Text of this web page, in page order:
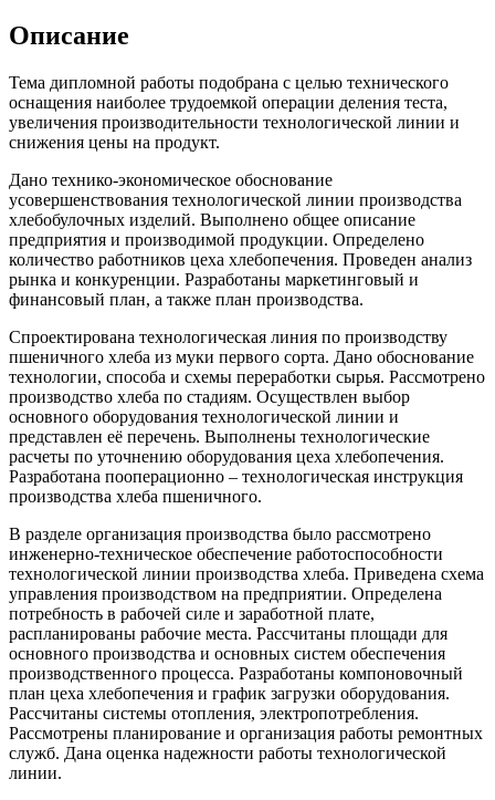
Описание
Тема дипломной работы подобрана с целью технического
оснащения наиболее трудоемкой операции деления теста,
увеличения производительности технологической линии и
снижения цены на продукт.
Дано технико-экономическое обоснование
усовершенствования технологической линии производства
хлебобулочных изделий. Выполнено общее описание
предприятия и производимой продукции. Определено
количество работников цеха хлебопечения. Проведен анализ
рынка и конкуренции. Разработаны маркетинговый и
финансовый план, а также план производства.
Спроектирована технологическая линия по производству
пшеничного хлеба из муки первого сорта. Дано обоснование
технологии, способа и схемы переработки сырья. Рассмотрено
производство хлеба по стадиям. Осуществлен выбор
основного оборудования технологической линии и
представлен её перечень. Выполнены технологические
расчеты по уточнению оборудования цеха хлебопечения.
Разработана пооперационно – технологическая инструкция
производства хлеба пшеничного.
В разделе организация производства было рассмотрено
инженерно-техническое обеспечение работоспособности
технологической линии производства хлеба. Приведена схема
управления производством на предприятии. Определена
потребность в рабочей силе и заработной плате,
распланированы рабочие места. Рассчитаны площади для
основного производства и основных систем обеспечения
производственного процесса. Разработаны компоновочный
план цеха хлебопечения и график загрузки оборудования.
Рассчитаны системы отопления, электропотребления.
Рассмотрены планирование и организация работы ремонтных
служб. Дана оценка надежности работы технологической
линии.